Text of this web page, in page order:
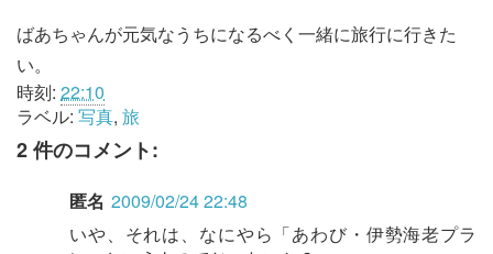
ばあちゃんが元気なうちになるべく一緒に旅行に行きた
い。
時刻: 22:10
ラベル: 写真, 旅
2 件のコメント:
匿名 2009/02/24 22:48
いや、それは、なにやら「あわび・伊勢海老プラ